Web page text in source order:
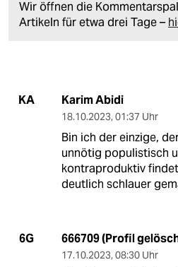
Wir öffnen die
Artikeln für etwa drei Tage –
KA Karim Abidi
18.10.2023, 01:37 Uhr
Bin ich der einzige,
unnötig populistisch
kontraproduktiv
deutlich schlauer
6G 666709 (Profil
17.10.2023, 08:30 Uhr